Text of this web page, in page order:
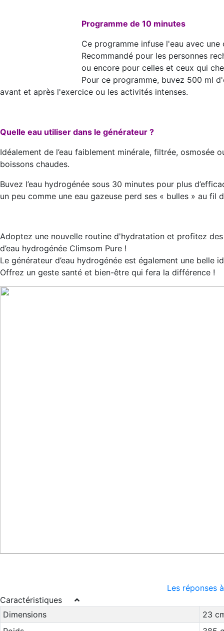
Programme de 10 minutes
Ce programme infuse l'eau avec
Recommandé pour les personnes
ou encore pour celles et ceux qui
Pour ce programme, buvez 500 ml
avant et après l'exercice ou les activités intenses.
Quelle eau utiliser dans le générateur ?
Idéalement de l’eau faiblement minérale, filtrée, osmosée
boissons chaudes.
Buvez l’eau hydrogénée sous 30 minutes pour plus
un peu comme une eau gazeuse perd ses « bulles » au fil
Adoptez une nouvelle routine d'hydratation et profitez
d’eau hydrogénée Climsom Pure !
Le générateur d’eau hydrogénée est également une belle
Offrez un geste santé et bien-être qui fera la différence !
Les réponses
Caractéristiques
Dimensions
23